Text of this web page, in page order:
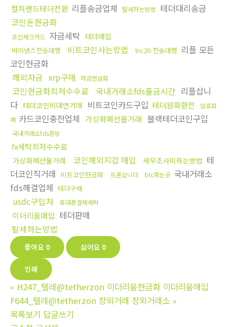
컬쳐랜드테더전환 리플송금업체 탈세하는방법
테더대리송금
코인돈현금화
코인체크카드 자금세탁 테더매입
바이낸스전송대행 비트코인사는방법 trc20 전송대행 리플 모든
코인현금화
해외자금 xrp구매 자금현금화
코인현금화최저수수료 국내거래소fds출금시간 리플삽니
다 테더코인비대면거래 비트코인카드구입 테더원화환전
암호화
폐 카드코인충전업체 가상화폐선물거래 블랙테더코인구입
국내거래소fds증빙
fx세탁최저수수료
가상화폐선물거래 코인해외지갑 매입 세무조사피하는방법 테
더코인직거래
비트코인현금화 트론삽니다 btc파는곳 국내거래소
fds해결업체 테더구매
usdc구입처 휴대폰결제세탁
이더리움매입 테더판매
탈세하는방법
좋아요 0 싫어요 0
인쇄
« H247_텔레@tetherzon 이더리움현금화 이더리움매입
F644_텔레@tetherzon 장외거래 장외거래소 »
목록보기 답글쓰기